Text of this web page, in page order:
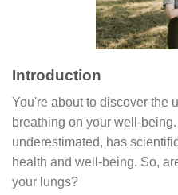
Introduction
You're about to discover the
breathing on your well-
underestimated, has
health and well-being. So,
your lungs?